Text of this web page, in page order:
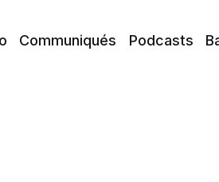
Communiqués Podcasts